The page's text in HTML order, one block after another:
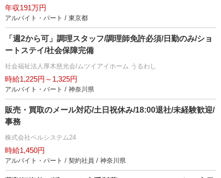
年収191万円
アルバイト・パート / 東京都
「週2から可」調理スタッフ/調理師免許必須/日勤のみ/ショ
ートステイ/社会保障完備
社会福祉法人厚木慈光会/ムツイアイホーム うるわし
時給1,225円～1,325円
アルバイト・パート / 神奈川県
販売・買取のメール対応/土日祝休み/18:00退社/未経験歓迎/
事務
株式会社ベルシステム24
時給1,450円
アルバイト・パート / 契約社員 / 神奈川県